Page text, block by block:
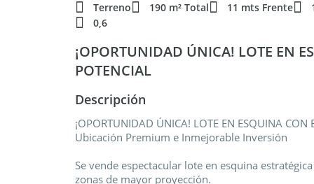
Terreno 190 m² Total 11 mts Frente
0,6
¡OPORTUNIDAD ÚNICA! LOTE EN
POTENCIAL
Descripción
¡OPORTUNIDAD ÚNICA! LOTE EN ESQUINA CON
Ubicación Premium e Inmejorable Inversión
Se vende espectacular lote en esquina
zonas de mayor proyección.